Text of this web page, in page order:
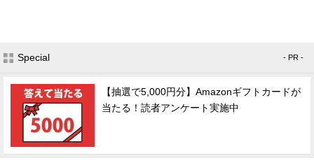
Special - PR -
【抽選で5,000円分】Amazonギフトカードが
当たる！読者アンケート実施中